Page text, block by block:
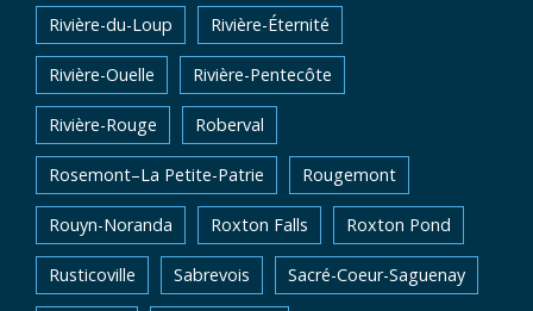
Rivière-du-Loup Rivière-Éternité
Rivière-Ouelle Rivière-Pentecôte
Rivière-Rouge Roberval
Rosemont–La Petite-Patrie Rougemont
Rouyn-Noranda Roxton Falls Roxton Pond
Rusticoville Sabrevois Sacré-Coeur-Saguenay